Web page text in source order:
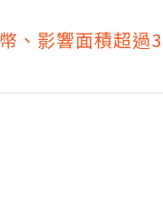
、影響面積超過